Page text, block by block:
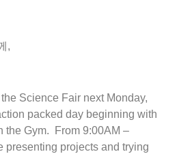
,
Science Fair next Monday,
packed day beginning with
the Gym. From 9:00AM –
presenting projects and trying